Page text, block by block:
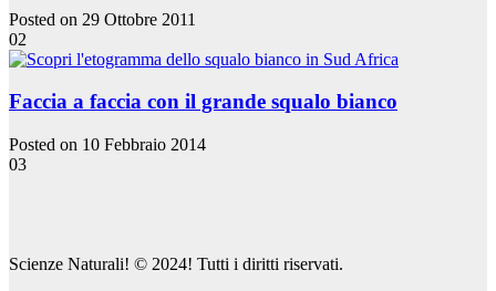
Posted on 29 Ottobre 2011
02
Faccia a faccia con il grande squalo bianco
Posted on 10 Febbraio 2014
03
Scienze Naturali! © 2024! Tutti i diritti riservati.